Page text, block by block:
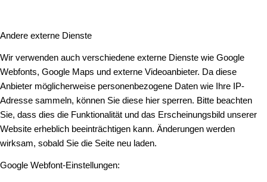
Andere externe Dienste
Wir verwenden auch verschiedene externe Dienste wie Google
Webfonts, Google Maps und externe Videoanbieter. Da diese
Anbieter möglicherweise personenbezogene Daten wie Ihre IP-
Adresse sammeln, können Sie diese hier sperren. Bitte beachten
Sie, dass dies die Funktionalität und das Erscheinungsbild unserer
Website erheblich beeinträchtigen kann. Änderungen werden
wirksam, sobald Sie die Seite neu laden.
Google Webfont-Einstellungen: